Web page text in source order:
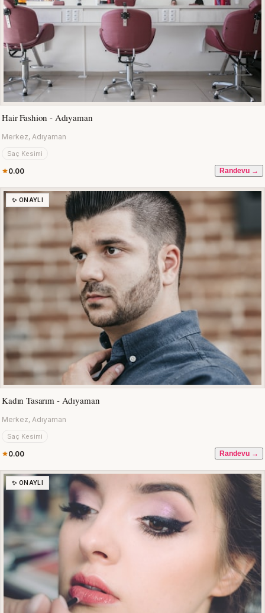
Hair Fashion - Adıyaman
Merkez, Adıyaman
Saç Kesimi
0.00 Randevu →
✨ ONAYLI
Kadın Tasarım - Adıyaman
Merkez, Adıyaman
Saç Kesimi
0.00 Randevu →
✨ ONAYLI